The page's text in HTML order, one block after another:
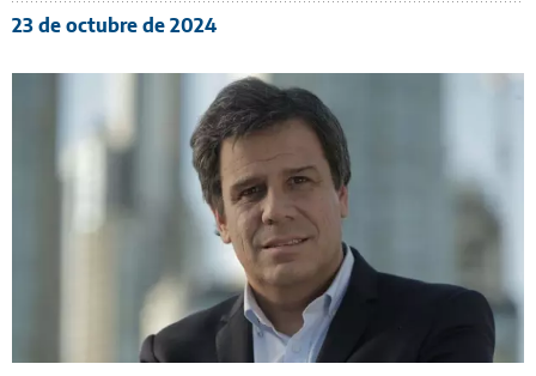
23 de octubre de 2024